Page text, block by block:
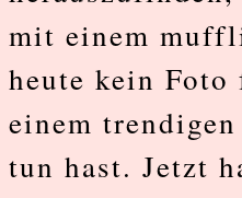
mit einem
heute kein
einem
tun hast. Jetzt